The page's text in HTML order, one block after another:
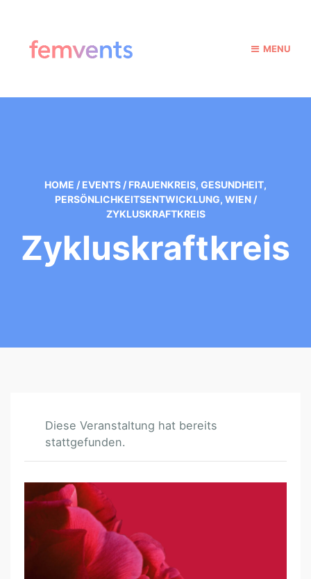
MENU
HOME / EVENTS / FRAUENKREIS, GESUNDHEIT,
PERSÖNLICHKEITSENTWICKLUNG, WIEN /
ZYKLUSKRAFTKREIS
Zykluskraftkreis
Diese Veranstaltung hat bereits
stattgefunden.
Z
Y
K
L